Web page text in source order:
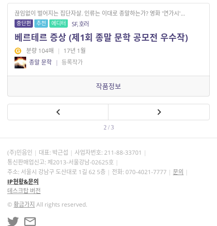
끊임없이 벌어지는 집단자살. 인류는 이대로 종말하는가? 영화 '연가시'...
중단편 추천 에디터 SF, 호러
베르테르 증상 (제1회 종말 문학 공모전 우수작)
분량 104매 | 17년 1월
종말 문학 | 등록작가
작품정보
2 / 3
(주)민음인 대표: 박근섭 사업자번호: 211-88-33701
통신판매업신고: 제2013-서울강남-02625호
주소: 서울시 강남구 도산대로 1길 62 5층
전화: 070-4021-7777
문의
IP현황&문의
데스크탑 버전
©황금가지 All rights reserved.